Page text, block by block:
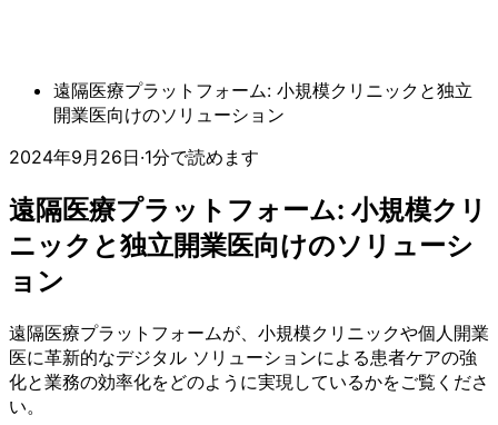
遠隔医療プラットフォーム: 小規模クリニックと独立
開業医向けのソリューション
2024年9月26日·1分で読めます
遠隔医療プラットフォーム: 小規模クリ
ニックと独立開業医向けのソリューシ
ョン
遠隔医療プラットフォームが、小規模クリニックや個人開業
医に革新的なデジタル ソリューションによる患者ケアの強
化と業務の効率化をどのように実現しているかをご覧くださ
い。